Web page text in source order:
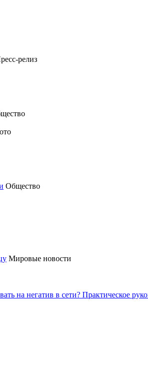
релиз
Общество
Мировые новости
на негатив в сети? Практическое